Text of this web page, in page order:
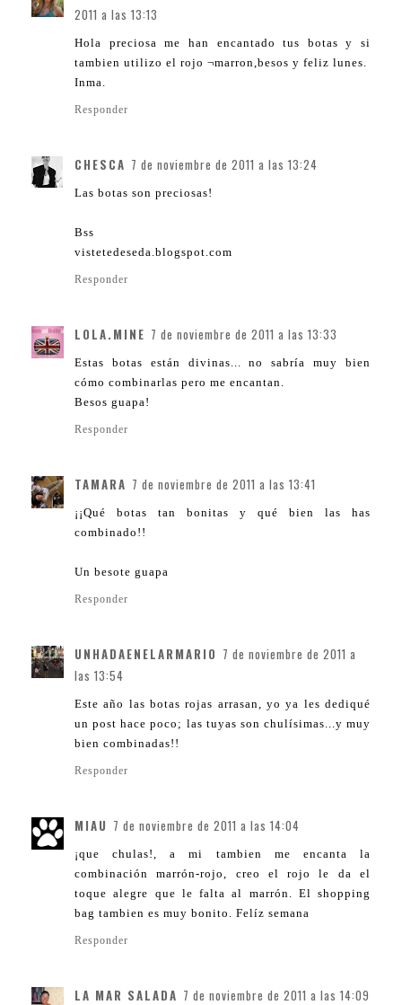
2011 a las 13:13
Hola preciosa me han encantado tus botas y si
tambien utilizo el rojo ¬marron,besos y feliz lunes.
Inma.
Responder
CHESCA 7 de noviembre de 2011 a las 13:24
Las botas son preciosas!
Bss
vistetedeseda.blogspot.com
Responder
LOLA.MINE 7 de noviembre de 2011 a las 13:33
Estas botas están divinas... no sabría muy bien
cómo combinarlas pero me encantan.
Besos guapa!
Responder
TAMARA 7 de noviembre de 2011 a las 13:41
¡¡Qué botas tan bonitas y qué bien las has
combinado!!
Un besote guapa
Responder
UNHADAENELARMARIO 7 de noviembre de 2011 a
las 13:54
Este año las botas rojas arrasan, yo ya les dediqué
un post hace poco; las tuyas son chulísimas...y muy
bien combinadas!!
Responder
MIAU 7 de noviembre de 2011 a las 14:04
¡que chulas!, a mi tambien me encanta la
combinación marrón-rojo, creo el rojo le da el
toque alegre que le falta al marrón. El shopping
bag tambien es muy bonito. Felíz semana
Responder
LA MAR SALADA 7 de noviembre de 2011 a las 14:09